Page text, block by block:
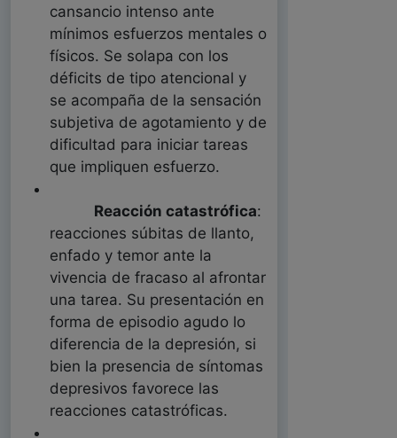
cansancio intenso ante
mínimos esfuerzos mentales o
físicos. Se solapa con los
déficits de tipo atencional y
se acompaña de la sensación
subjetiva de agotamiento y de
dificultad para iniciar tareas
que impliquen esfuerzo.
Reacción catastrófica:
reacciones súbitas de llanto,
enfado y temor ante la
vivencia de fracaso al afrontar
una tarea. Su presentación en
forma de episodio agudo lo
diferencia de la depresión, si
bien la presencia de síntomas
depresivos favorece las
reacciones catastróficas.